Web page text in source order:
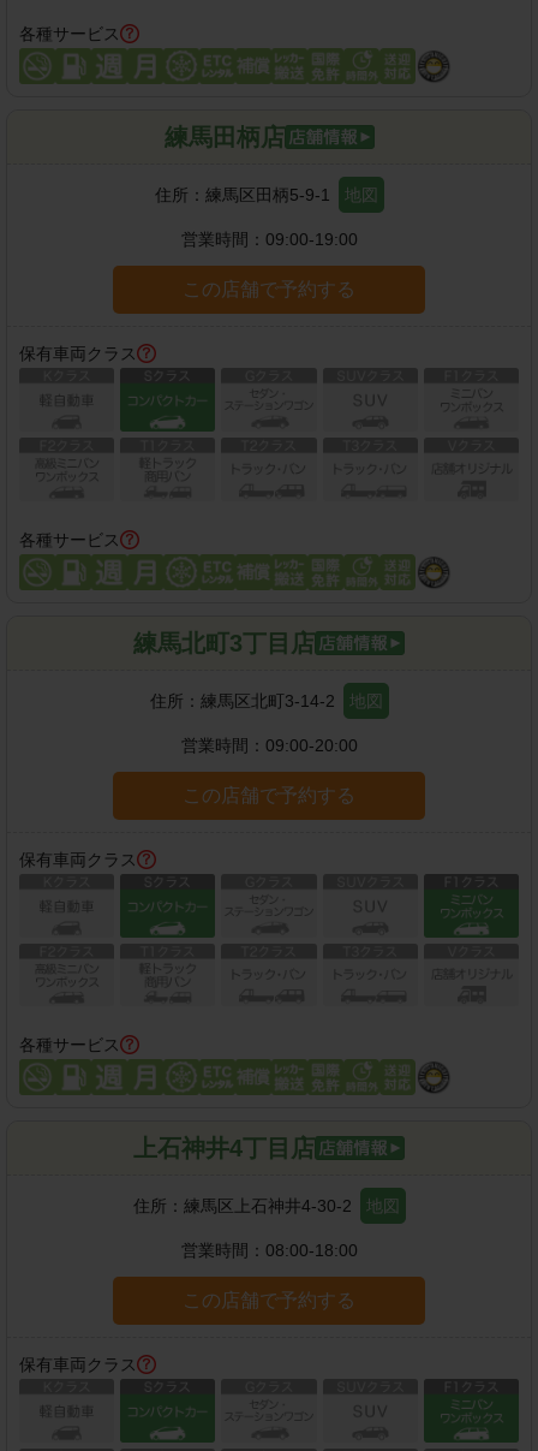
各種サービス
練馬田柄店
住所： 練馬区田柄5-9-1 地図
営業時間： 09:00-19:00
この店舗で予約する
保有車両クラス
各種サービス
練馬北町3丁目店
住所： 練馬区北町3-14-2 地図
営業時間： 09:00-20:00
この店舗で予約する
保有車両クラス
各種サービス
上石神井4丁目店
住所： 練馬区上石神井4-30-2 地図
営業時間： 08:00-18:00
この店舗で予約する
保有車両クラス